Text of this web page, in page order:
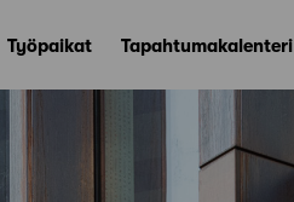
Työpaikat Tapahtumakalenteri